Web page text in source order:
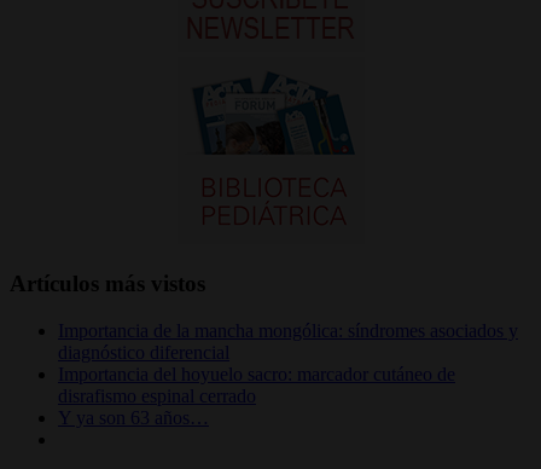
Artículos más vistos
Importancia de la mancha mongólica: síndromes asociados y
diagnóstico diferencial
Importancia del hoyuelo sacro: marcador cutáneo de
disrafismo espinal cerrado
Y ya son 63 años…